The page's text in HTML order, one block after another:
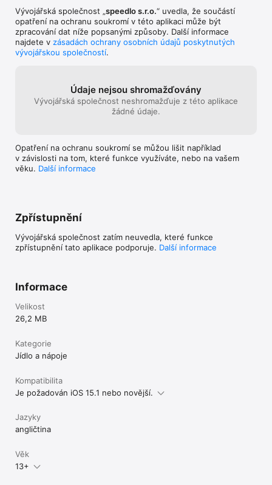
Vývojářská společnost „speedlo s.r.o.“ uvedla, že součástí
opatření na ochranu soukromí v této aplikaci může být
zpracování dat níže popsanými způsoby. Další informace
najdete v zásadách ochrany osobních údajů poskytnutých
vývojářskou společností.
Údaje nejsou shromažďovány
Vývojářská společnost neshromažďuje z této aplikace
žádné údaje.
Opatření na ochranu soukromí se můžou lišit například
v závislosti na tom, které funkce využíváte, nebo na vašem
věku. Další informace
Zpřístupnění
Vývojářská společnost zatím neuvedla, které funkce
zpřístupnění tato aplikace podporuje. Další informace
Informace
Velikost
26,2 MB
Kategorie
Jídlo a nápoje
Kompatibilita
Je požadován iOS 15.1 nebo novější.
Jazyky
angličtina
Věk
13+